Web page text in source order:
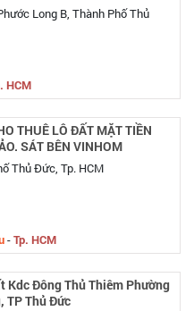
Long B, Thành Phố Thủ
HCM
THUÊ LÔ ĐẤT MẶT TIỀN
SÁT BÊN VINHOM
Thủ Đức, Tp. HCM
-Tp. HCM
Kdc Đông Thủ Thiêm Phường
TP Thủ Đức